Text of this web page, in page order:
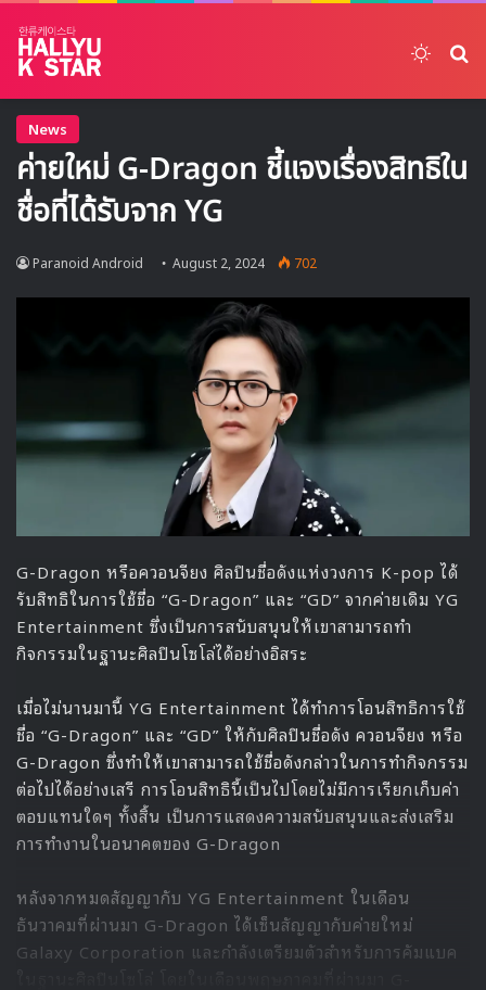
News
ค่ายใหม่ G-Dragon ชี้แจงเรื่องสิทธิใน
ชื่อที่ได้รับจาก YG
Paranoid Android August 2, 2024 702
G-Dragon หรือควอนจียง ศิลปินชื่อดังแห่งวงการ K-pop ได้
รับสิทธิในการใช้ชื่อ “G-Dragon” และ “GD” จากค่ายเดิม YG
Entertainment ซึ่งเป็นการสนับสนุนให้เขาสามารถทำ
กิจกรรมในฐานะศิลปินโซโล่ได้อย่างอิสระ
เมื่อไม่นานมานี้ YG Entertainment ได้ทำการโอนสิทธิการใช้
ชื่อ “G-Dragon” และ “GD” ให้กับศิลปินชื่อดัง ควอนจียง หรือ
G-Dragon ซึ่งทำให้เขาสามารถใช้ชื่อดังกล่าวในการทำกิจกรรม
ต่อไปได้อย่างเสรี การโอนสิทธินี้เป็นไปโดยไม่มีการเรียกเก็บค่า
ตอบแทนใดๆ ทั้งสิ้น เป็นการแสดงความสนับสนุนและส่งเสริม
การทำงานในอนาคตของ G-Dragon
หลังจากหมดสัญญากับ YG Entertainment ในเดือน
ธันวาคมที่ผ่านมา G-Dragon ได้เซ็นสัญญากับค่ายใหม่
Galaxy Corporation และกำลังเตรียมตัวสำหรับการคัมแบค